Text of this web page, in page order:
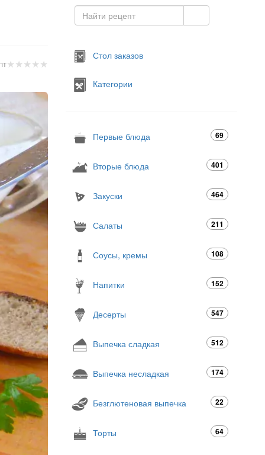
★★★★★
Стол заказов
Категории
Первые блюда 69
Вторые блюда 401
Закуски 464
Салаты 211
Соусы, кремы 108
Напитки 152
Десерты 547
Выпечка сладкая 512
Выпечка несладкая 174
Безглютеновая выпечка 22
Торты 64